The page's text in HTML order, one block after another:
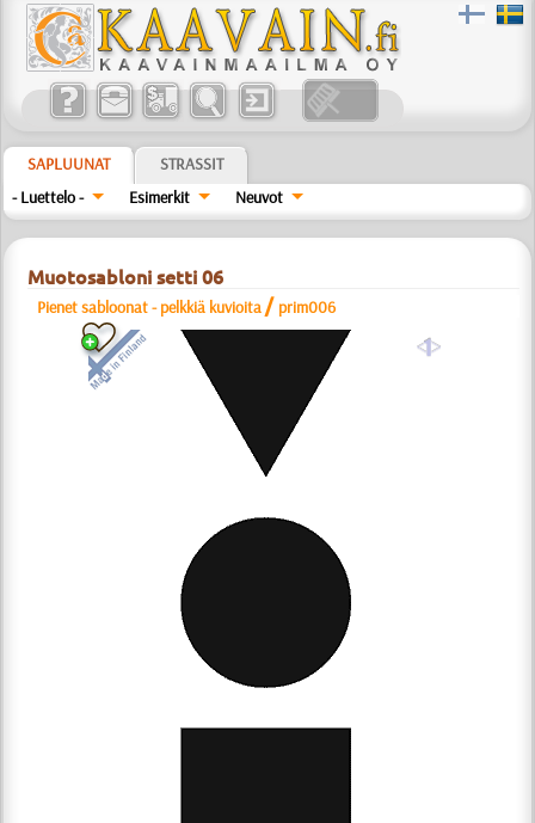
SAPLUUNAT
STRASSIT
- Luettelo -
Esimerkit Neuvot
Muotosabloni setti 06
Pienet sabloonat - pelkkiä kuvioita / prim006
a